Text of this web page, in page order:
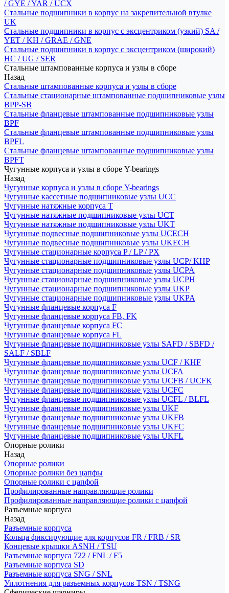
/ GYE / YAR / UCX
Стальные подшипники в корпус на закрепительной втулке
UK
Стальные подшипники в корпус с эксцентриком (узкий) SA /
YET / KH / GRAE / GNE
Стальные подшипники в корпус с эксцентриком (широкий)
HC / UG / SER
Стальные штампованные корпуса и узлы в сборе
Назад
Стальные штампованные корпуса и узлы в сборе
Стальные стационарные штампованные подшипниковые узлы
BPP-SB
Стальные фланцевые штампованные подшипниковые узлы
BPF
Стальные фланцевые штампованные подшипниковые узлы
BPFL
Стальные фланцевые штампованные подшипниковые узлы
BPFT
Чугунные корпуса и узлы в сборе Y-bearings
Назад
Чугунные корпуса и узлы в сборе Y-bearings
Чугунные кассетные подшипниковые узлы UCC
Чугунные натяжные корпуса T
Чугунные натяжные подшипниковые узлы UCT
Чугунные натяжные подшипниковые узлы UKT
Чугунные подвесные подшипниковые узлы UCECH
Чугунные подвесные подшипниковые узлы UKECH
Чугунные стационарные корпуса P / LP / PX
Чугунные стационарные подшипниковые узлы UCP/ KHP
Чугунные стационарные подшипниковые узлы UCPA
Чугунные стационарные подшипниковые узлы UCPH
Чугунные стационарные подшипниковые узлы UKP
Чугунные стационарные подшипниковые узлы UKPA
Чугунные фланцевые корпуса F
Чугунные фланцевые корпуса FB, FK
Чугунные фланцевые корпуса FC
Чугунные фланцевые корпуса FL
Чугунные фланцевые подшипниковые узлы SAFD / SBFD /
SALF / SBLF
Чугунные фланцевые подшипниковые узлы UCF / KHF
Чугунные фланцевые подшипниковые узлы UCFA
Чугунные фланцевые подшипниковые узлы UCFB / UCFK
Чугунные фланцевые подшипниковые узлы UCFC
Чугунные фланцевые подшипниковые узлы UCFL / BLFL
Чугунные фланцевые подшипниковые узлы UKF
Чугунные фланцевые подшипниковые узлы UKFB
Чугунные фланцевые подшипниковые узлы UKFC
Чугунные фланцевые подшипниковые узлы UKFL
Опорные ролики
Назад
Опорные ролики
Опорные ролики без цапфы
Опорные ролики с цапфой
Профилированные направляющие ролики
Профилированные направляющие ролики с цапфой
Разъемные корпуса
Назад
Разъемные корпуса
Кольца фиксирующие для корпусов FR / FRB / SR
Концевые крышки ASNH / TSU
Разъемные корпуса 722 / FNL / F5
Разъемные корпуса SD
Разъемные корпуса SNG / SNL
Уплотнения для разъемных корпусов TSN / TSNG